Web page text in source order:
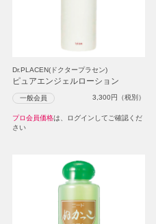
Dr.PLACEN(ドクタープラセン)
ピュアエンジェルローション
一般会員 3,300円（税別）
プロ会員価格は、ログインしてご確認くだ
さい